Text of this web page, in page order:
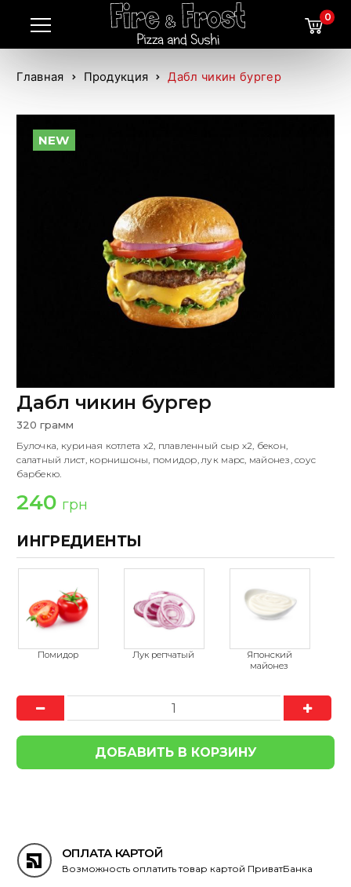
0
Главная Продукция Дабл чикин бургер
NEW
Дабл чикин бургер
320 грамм
Булочка, куриная котлета х2, плавленный сыр х2, бекон,
салатный лист, корнишоны, помидор, лук марс, майонез, соус
барбекю.
240 грн
ИНГРЕДИЕНТЫ
ОПЛАТА КАРТОЙ
Возможность оплатить товар картой ПриватБанка